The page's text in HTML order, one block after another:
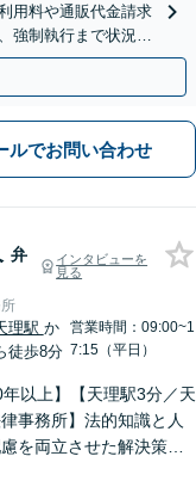
用料や通販代金請求
強制執行まで状況に
ルでお問い合わせ
弁
インタビューを
見る
理駅 か
徒歩8分
営業時間：09:00~1
7:15（平日）
年以上】【天理駅3分／天
事務所】法的知識と人
を両立させた解決策を